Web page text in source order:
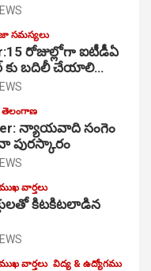
సమస్యలు
రోజుల్లోగా ఐటీడీఏ
కు బదిలీ చేయాలి…
తెలంగాణ
న్యాయవాది సంగెం
పురస్కారం
వార్తలు
కిటకిటలాడిన
వార్తలు విద్య & ఉద్యోగము